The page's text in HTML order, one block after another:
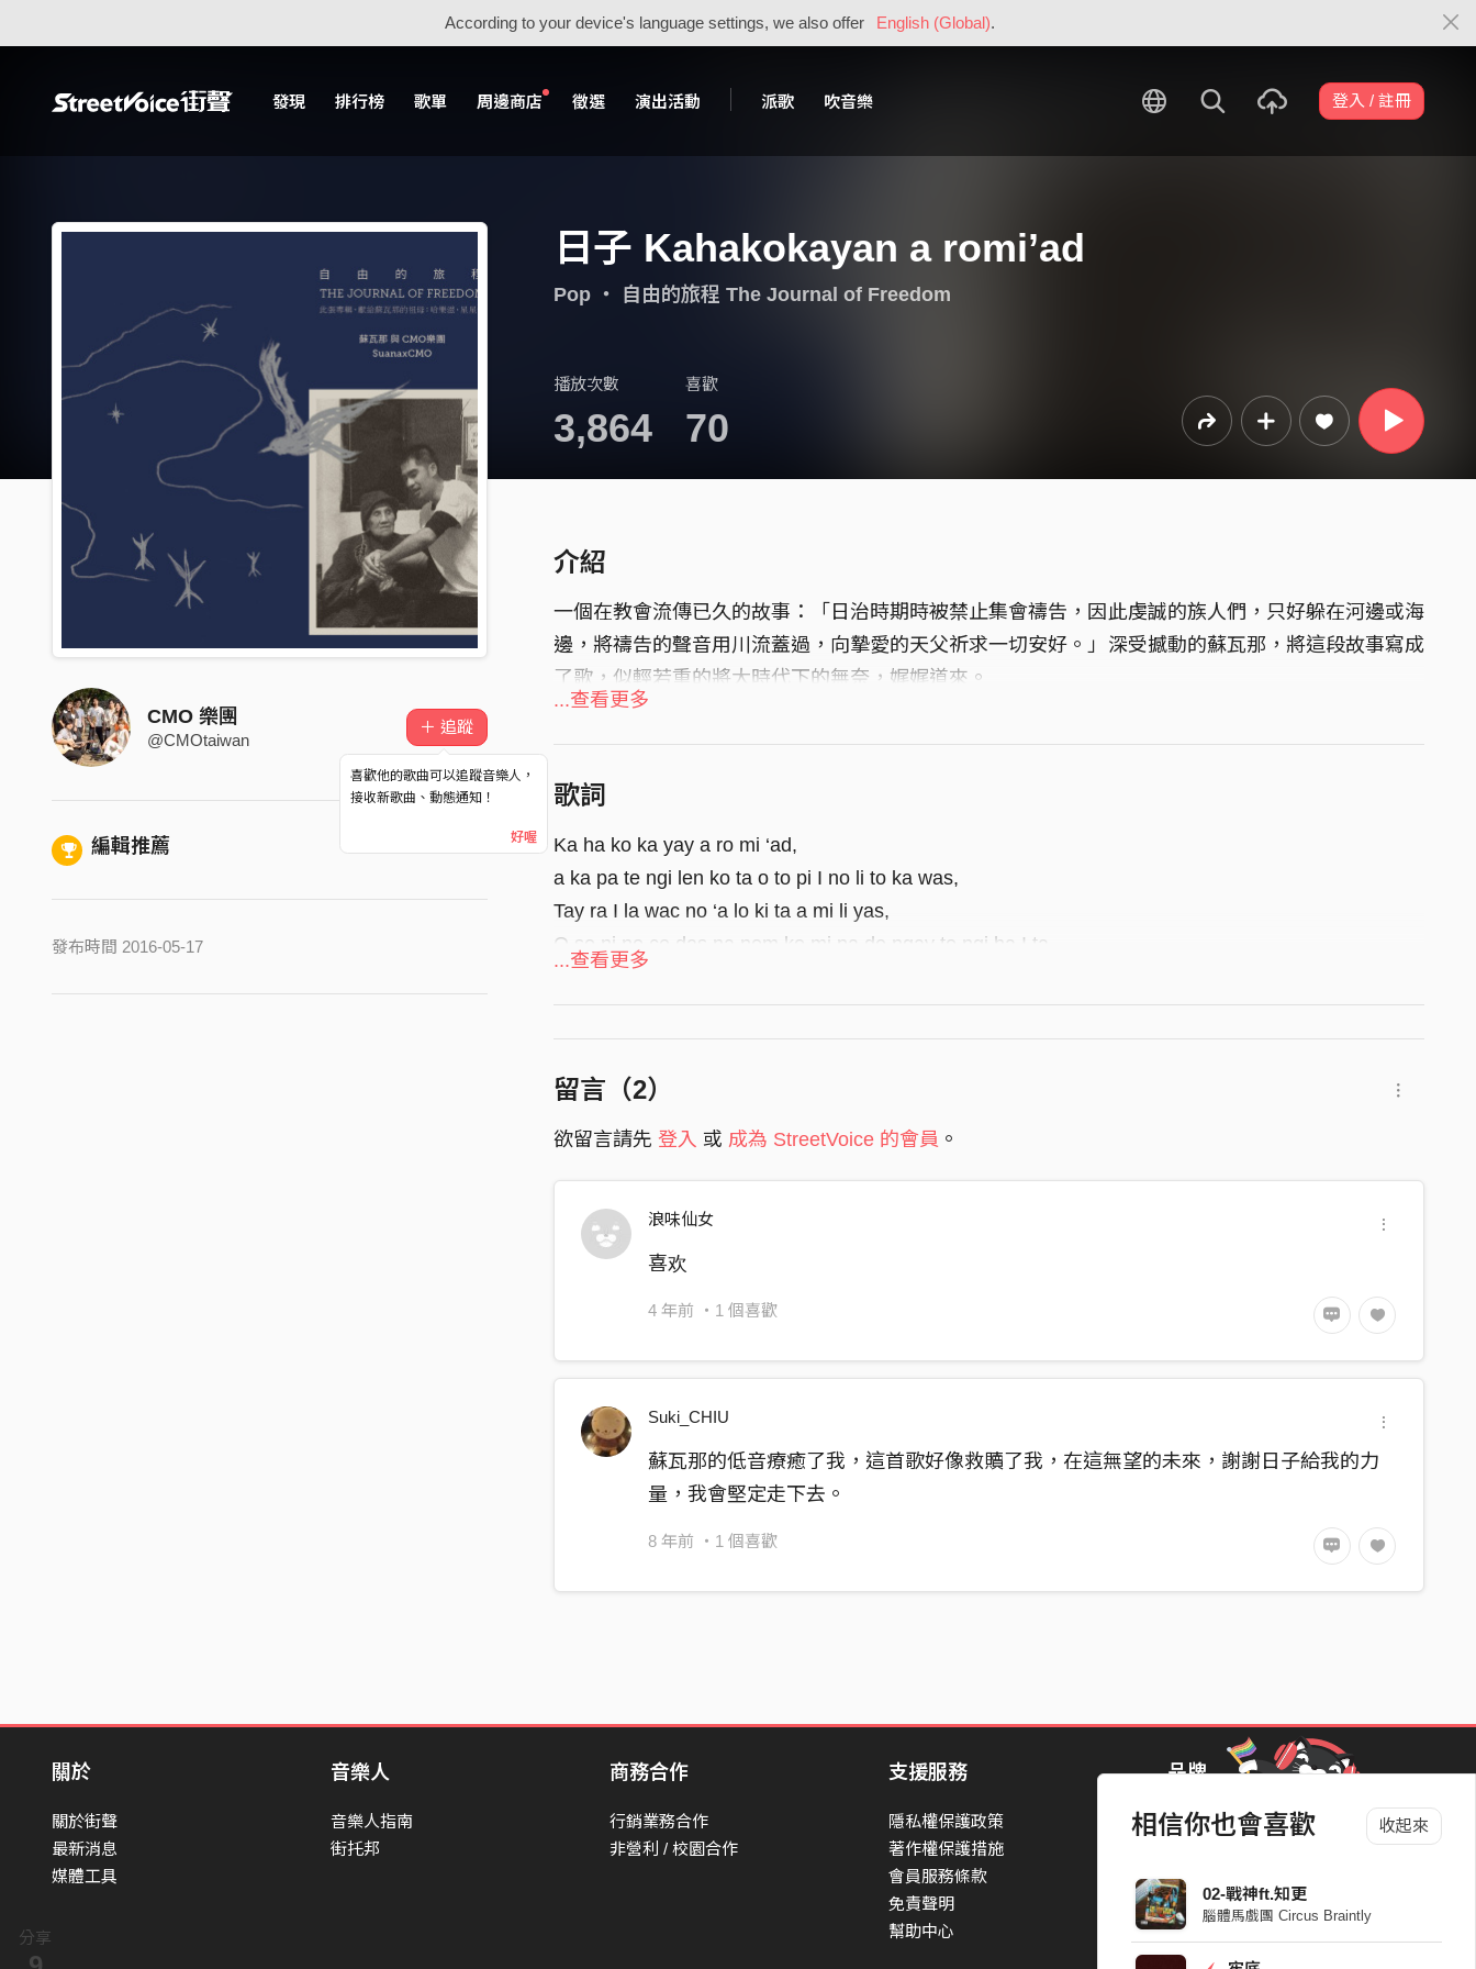
According to your device's language settings, we also offer English (Global).
發現 排行榜 歌單 周邊商店 徵選 演出活動 派歌 吹音樂 登入 / 註冊
分享
相信你也會喜歡 收起來
02-戰神ft.知更
腦體馬戲團 Circus Braintly
日子 Kahakokayan a romi’ad
Pop・ 自由的旅程 The Journal of Freedom
播放次數
3,864
喜歡
70
CMO 樂團
@CMOtaiwan
＋ 追蹤
喜歡他的歌曲可以追蹤音樂人，
接收新歌曲、動態通知！
好喔
編輯推薦
發布時間 2016-05-17
介紹
一個在教會流傳已久的故事：「日治時期時被禁止集會禱告，因此虔誠的族人們，只好躲在河邊或海
邊，將禱告的聲音用川流蓋過，向摯愛的天父祈求一切安好。」深受撼動的蘇瓦那，將這段故事寫成
了歌，似輕若重的將大時代下的無奈，娓娓道來。
...查看更多
歌詞
Ka ha ko ka yay a ro mi ‘ad,
a ka pa te ngi len ko ta o to pi I no li to ka was,
Tay ra I la wac no ‘a lo ki ta a mi li yas,
O so ni no ce das na nom ko mi pa de ngay to ngi ha I ta,
Ka ha ko ka yan ro mi ‘ad,
o ka nga ‘a yan ni yam,
a wa ko ma ri ‘a ngay,
這些受欺壓的日子 禱告的聲音千萬不能被發現
我們躲藏在大河邊 就用洶湧的川流把我們隱藏起來
受欺壓的日子 受欺壓的日子
若祢聽得見 就讓平安來臨
若祢聽得見 就讓生命唱歌
讓眾人沉靜 讓音樂詠嘆歷史
Kahakokayan a romi’ad｜日子
詞＼曲＼編曲 蘇瓦那 Suana Emuy
演唱｜蘇瓦那Suana、陳頤欣Baz Chen。吉他｜黃耀增James Huang。小提琴｜曾劭涵Nelson
...查看更多
留言（2）
欲留言請先 登入 或 成為 StreetVoice 的會員 。
浪味仙女
喜欢
4 年前 ・1 個喜歡
Suki_CHIU
蘇瓦那的低音療癒了我，這首歌好像救贖了我，在這無望的未來，謝謝日子給我的力
量，我會堅定走下去。
8 年前 ・1 個喜歡
關於
關於街聲
最新消息
媒體工具
音樂人
音樂人指南
街托邦
商務合作
行銷業務合作
非營利 / 校園合作
支援服務
隱私權保護政策
著作權保護措施
會員服務條款
免責聲明
幫助中心
品牌
StreetVoice Awards 街聲音樂獎
Blow 吹音樂
Packer 派歌
SimpleLife 簡單生活節
ParkPark Carnival